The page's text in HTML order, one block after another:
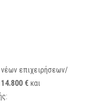
επιχειρήσεων/
14.800 €και